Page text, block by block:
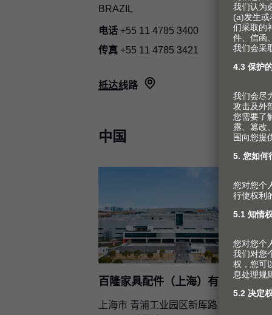
BRAZIL
电话 +55 11 4785 3400
传真 +55 11 4785 3421
抵达线路
中国
百隆家具配件（上海）有限公司
上海市 青浦工业园区新厍路188号